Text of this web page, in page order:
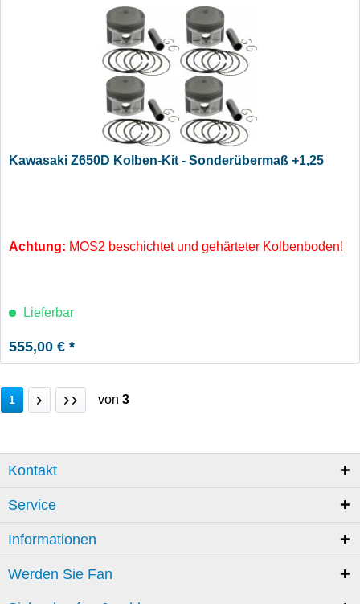
Kawasaki Z650D Kolben-Kit - Sonderübermaß +1,25
Achtung: MOS2 beschichtet und gehärteter Kolbenboden!
Lieferbar
555,00 € *
1 von 3
Kontakt
Service
Informationen
Werden Sie Fan